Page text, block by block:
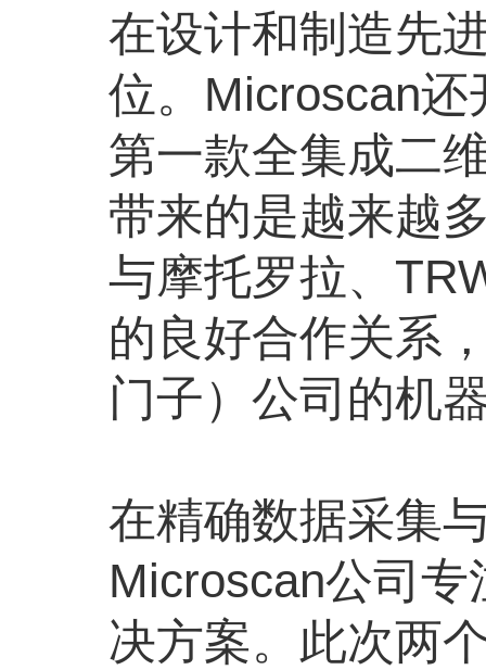
在设计和制造先
位。Microscan
第一款全集成二
带来的是越来越
与摩托罗拉、
的良好合作关系
门子）公司的机
在精确数据采集
Microscan公司
决方案。此次两